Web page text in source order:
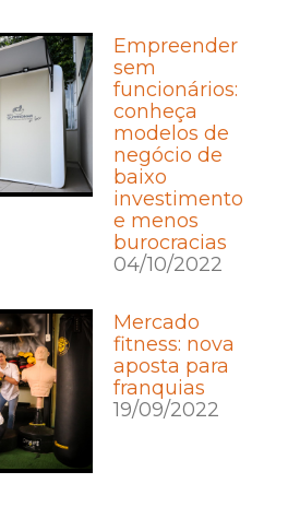
Empreender
sem
funcionários:
conheça
modelos de
negócio de
baixo
investimento
e menos
burocracias
04/10/2022
Mercado
fitness: nova
aposta para
franquias
19/09/2022